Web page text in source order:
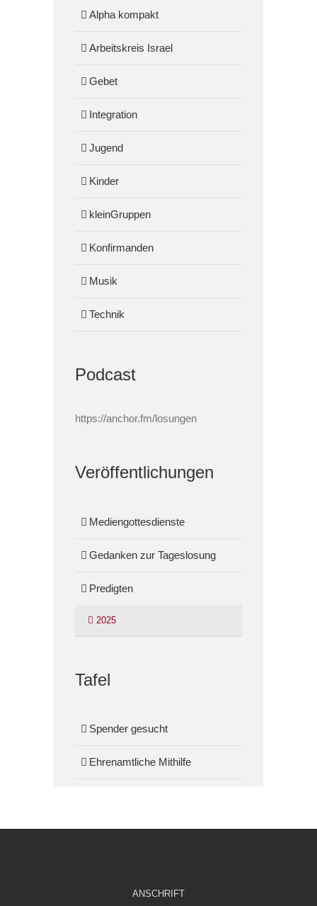
Alpha kompakt
Arbeitskreis Israel
Gebet
Integration
Jugend
Kinder
kleinGruppen
Konfirmanden
Musik
Technik
Podcast
https://anchor.fm/losungen
Veröffentlichungen
Mediengottesdienste
Gedanken zur Tageslosung
Predigten
2025
Tafel
Spender gesucht
Ehrenamtliche Mithilfe
ANSCHRIFT